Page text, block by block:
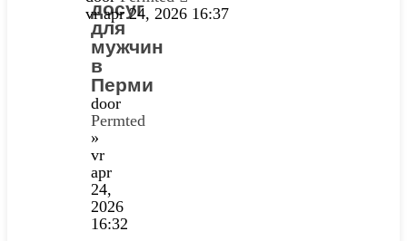
досуг
для
мужчин
в
Перми
door
Permted
»
vr
apr
24,
2026
16:32
vr apr 24, 2026 16:37